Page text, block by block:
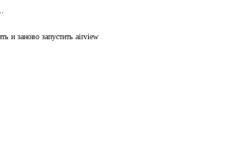
и заново запустить airview